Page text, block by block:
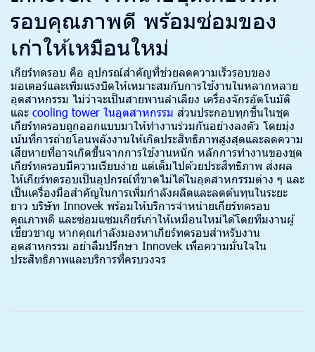
รอบคุณภาพดี พร้อมซ่อมของ
เก่าให้เหมือนใหม่
เกียร์ทดรอบ คือ อุปกรณ์สำคัญที่ช่วยลดความเร็วรอบของ
มอเตอร์และเพิ่มแรงบิดให้เหมาะสมกับการใช้งานในหลากหลาย
อุตสาหกรรม ไม่ว่าจะเป็นสายพานลำเลียง เครื่องจักรอัตโนมัติ
และ cooling tower ในอุตสาหกรรม ส่วนประกอบทุกชิ้นในชุด
เกียร์ทดรอบถูกออกแบบมาให้ทำงานร่วมกันอย่างลงตัว โดยมุ่ง
เน้นที่การถ่ายโอนพลังงานให้เกิดประสิทธิภาพสูงสุดและลดความ
เสียหายที่อาจเกิดขึ้นจากการใช้งานหนัก หลักการทำงานของชุด
เกียร์ทดรอบมีความเรียบง่าย แต่เต็มไปด้วยประสิทธิภาพ ส่งผล
ให้เกียร์ทดรอบเป็นอุปกรณ์ที่ขาดไม่ได้ในอุตสาหกรรมต่าง ๆ และ
เป็นเครื่องมือสำคัญในการเพิ่มกำลังผลิตและลดต้นทุนในระยะ
ยาว บริษัท Innovek พร้อมให้บริการจำหน่ายเกียร์ทดรอบ
คุณภาพดี และซ่อมแซมเกียร์เก่าให้เหมือนใหม่ได้โดยทีมงานผู้
เชี่ยวชาญ หากคุณกำลังมองหาเกียร์ทดรอบสำหรับงาน
อุตสาหกรรม อย่าลืมปรึกษา Innovek เพื่อความมั่นใจใน
ประสิทธิภาพและบริการที่ครบวงจร